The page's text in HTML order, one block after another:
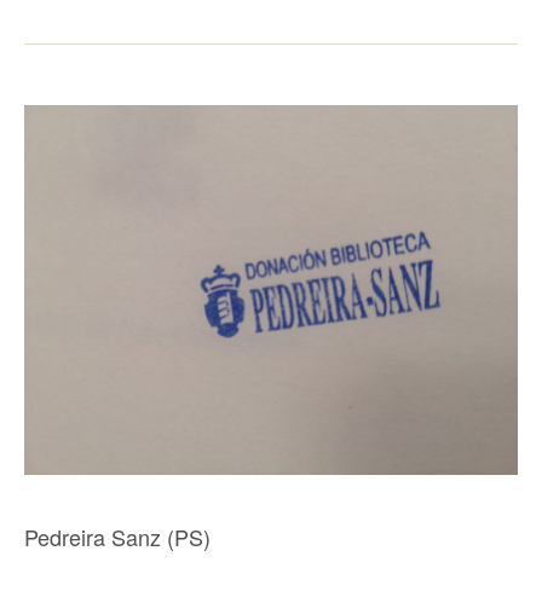
Pedreira Sanz (PS)